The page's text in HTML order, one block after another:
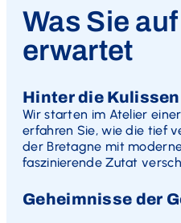
Was Sie
erwartet
Hinter die
Wir starten im Atelier
erfahren Sie, wie die tief
der Bretagne mit
faszinierende Zutat
Geheimnisse der